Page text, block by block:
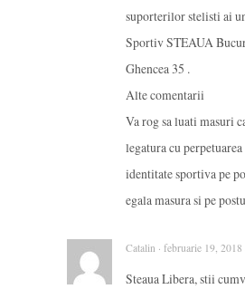
suporterilor stelisti ai
Sportiv STEAUA
Ghencea 35 .
Alte comentarii
Va rog sa luati masuri
legatura cu
identitate sportiva pe
egala masura si pe
Catalin · februarie 19,
Steaua Libera, stii